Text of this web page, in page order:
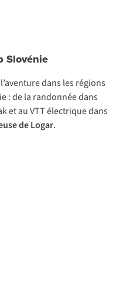
Slovénie
dans les régions
: de la randonnée dans
et au VTT électrique dans
de Logar.